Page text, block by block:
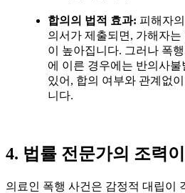
합의의 법적 효과: 피해자
의서가 제출되면 , 가해자는
이 높아집니다. 그러나 폭
에 이른 경우에는 반의사
있어 , 합의 여부와 관계없
니다.
4. 법률 전문가의 조력
의료인 폭행 사건은 감정적 대립이